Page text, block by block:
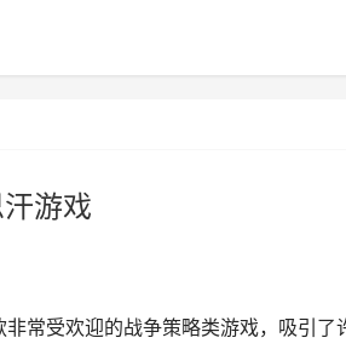
游戏
常受欢迎的战争策略类游戏，吸引了